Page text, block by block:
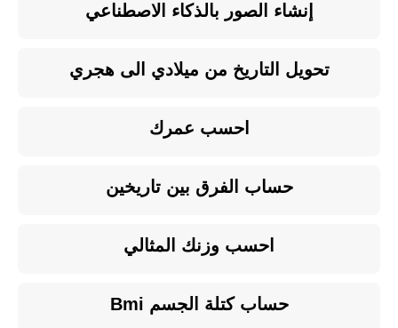
إنشاء الصور بالذكاء الاصطناعي
تحويل التاريخ من ميلادي الى هجري
احسب عمرك
حساب الفرق بين تاريخين
احسب وزنك المثالي
حساب كتلة الجسم Bmi